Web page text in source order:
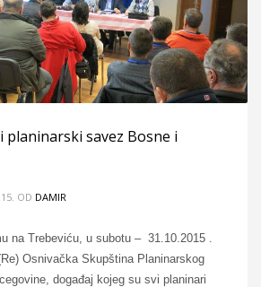
savez Bosne i
OD DAMIR
na Trebeviću, u subotu – 31.10.2015 .
Osnivačka Skupština Planinarskog
događaj kojeg su svi planinari